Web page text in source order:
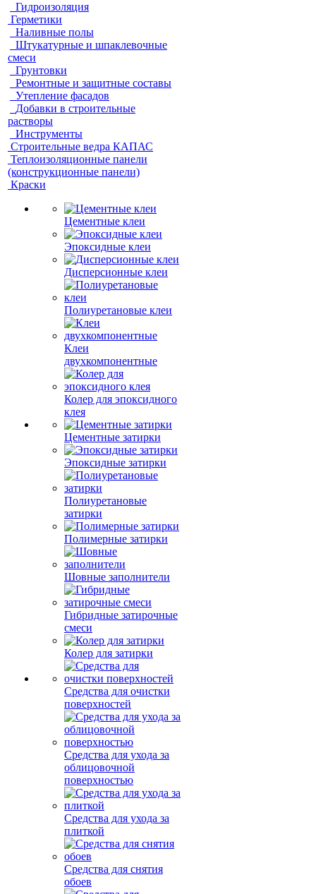
Гидроизоляция
Герметики
Наливные полы
Штукатурные и шпаклевочные
смеси
Грунтовки
Ремонтные и защитные составы
Утепление фасадов
Добавки в строительные
растворы
Инструменты
Строительные ведра КАПАС
Теплоизоляционные панели
(конструкционные панели)
Краски
Цементные клеи
Эпоксидные клеи
Дисперсионные клеи
Полиуретановые клеи
Клеи
двухкомпонентные
Колер для эпоксидного
клея
Цементные затирки
Эпоксидные затирки
Полиуретановые
затирки
Полимерные затирки
Шовные заполнители
Гибридные затирочные
смеси
Колер для затирки
Средства для очистки
поверхностей
Средства для ухода за
облицовочной
поверхностью
Средства для ухода за
плиткой
Средства для снятия
обоев